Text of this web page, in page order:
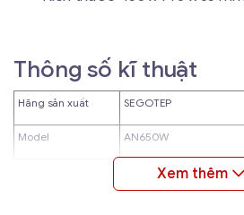
Thông số kĩ thuật
Hãng sản xuất SEGOTEP
Model AN650W